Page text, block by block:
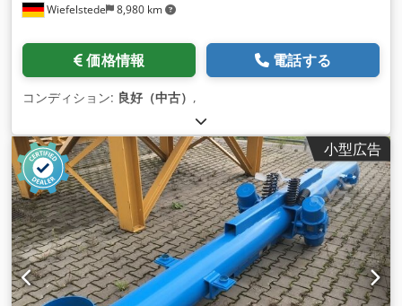
Wiefelstede 8,980 km
価格情報 電話する
コンディション: 良好（中古） ,
小型広告